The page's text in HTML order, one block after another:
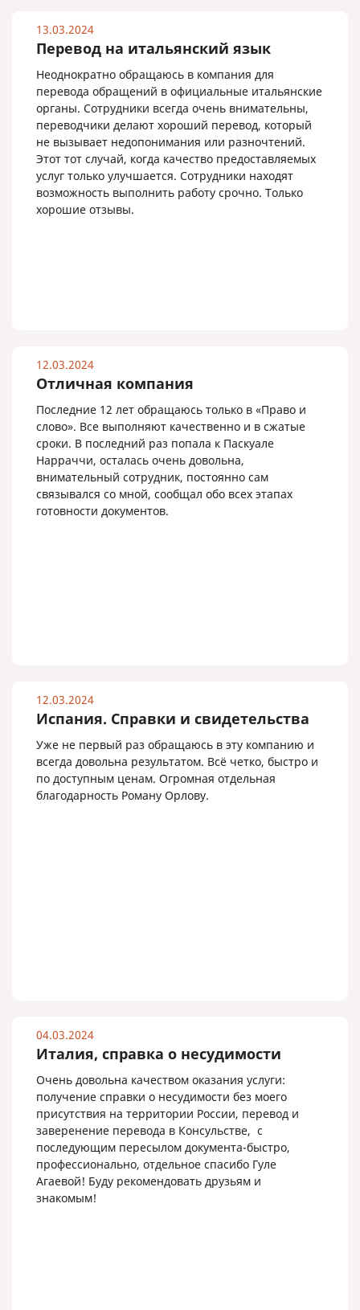
13.03.2024
Перевод на итальянский язык
Неоднократно обращаюсь в компания для
перевода обращений в официальные итальянские
органы. Сотрудники всегда очень внимательны,
переводчики делают хороший перевод, который
не вызывает недопонимания или разночтений.
Этот тот случай, когда качество предоставляемых
услуг только улучшается. Сотрудники находят
возможность выполнить работу срочно. Только
хорошие отзывы.
12.03.2024
Отличная компания
Последние 12 лет обращаюсь только в «Право и
слово». Все выполняют качественно и в сжатые
сроки. В последний раз попала к Паскуале
Нарраччи, осталась очень довольна,
внимательный сотрудник, постоянно сам
связывался со мной, сообщал обо всех этапах
готовности документов.
12.03.2024
Испания. Справки и свидетельства
Уже не первый раз обращаюсь в эту компанию и
всегда довольна результатом. Всё четко, быстро и
по доступным ценам. Огромная отдельная
благодарность Роману Орлову.
04.03.2024
Италия, справка о несудимости
Очень довольна качеством оказания услуги:
получение справки о несудимости без моего
присутствия на территории России, перевод и
заверенение перевода в Консульстве, с
последующим пересылом документа-быстро,
профессионально, отдельное спасибо Гуле
Агаевой! Буду рекомендовать друзьям и
знакомым!